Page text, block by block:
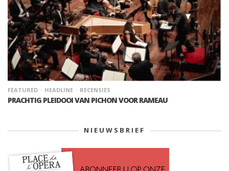
FEATURED HEADLINE RECENSIES
PRACHTIG PLEIDOOI VAN PICHON VOOR RAMEAU
NIEUWSBRIEF